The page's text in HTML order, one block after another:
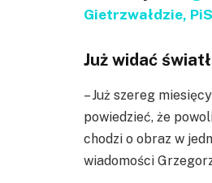
Gietrzwałdzie,
Już widać
– Już szereg
powiedzieć, że
chodzi o obraz w
wiadomości